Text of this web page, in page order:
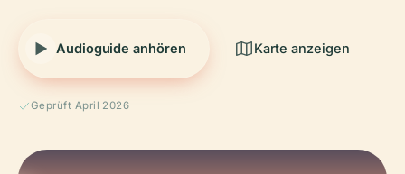
Audioguide anhören Karte anzeigen
Geprüft April 2026